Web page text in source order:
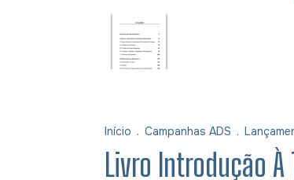
Início . Campanhas ADS .
Livro Introdução